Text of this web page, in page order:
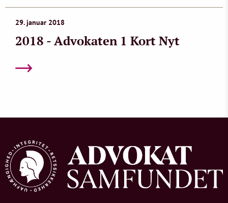
29. januar 2018
2018 - Advokaten 1 Kort Nyt